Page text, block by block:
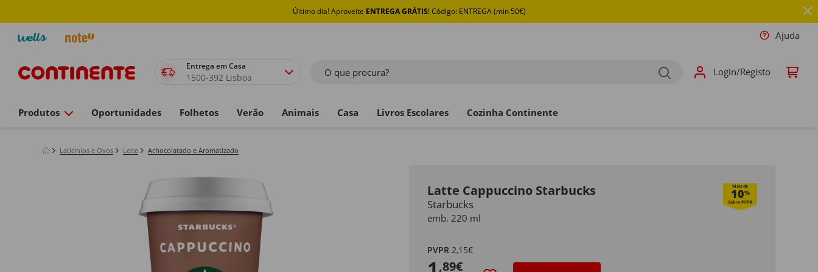
Último dia! Aproveite ENTREGA GRÁTIS! Código: ENTREGA (min 50€)
Ajuda
Entrega em Casa
1500-392 Lisboa O que procura? Login/Registo
Produtos Oportunidades Folhetos Verão Animais Casa Livros Escolares Cozinha Continente
Laticínios e Ovos Leite Achocolatado e Aromatizado
Latte Cappuccino Starbucks Mais de
10%
Starbucks
emb. 220 ml
PVPR 2,15€
,89€